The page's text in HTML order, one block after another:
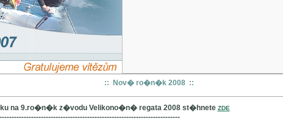
:: Nov� ro�n�k 2008 ::
na 9.ro�n�k z�vodu Velikono�n� regata 2008 st�hnete ZDE